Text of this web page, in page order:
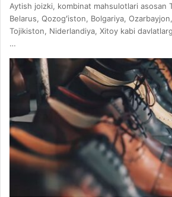
Aytish joizki, kombinat mahsulotlari asosan
Belarus, Qozogʻiston, Bolgariya,
Tojikiston, Niderlandiya, Xitoy kabi
…